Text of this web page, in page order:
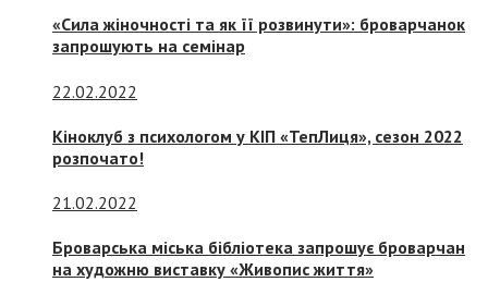
«Сила жіночності та як її розвинути»: броварчанок
запрошують на семінар
22.02.2022
Кіноклуб з психологом у КІП «ТепЛиця», сезон 2022
розпочато!
21.02.2022
Броварська міська бібліотека запрошує броварчан
на художню виставку «Живопис життя»